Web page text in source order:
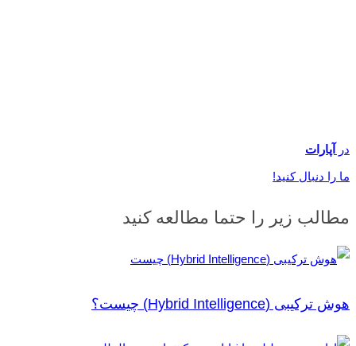
در
آپارات
ما را دنبال کنید!
مطالب زیر را حتما مطالعه کنید
هوش ترکیبی (Hybrid Intelligence) چیست؟